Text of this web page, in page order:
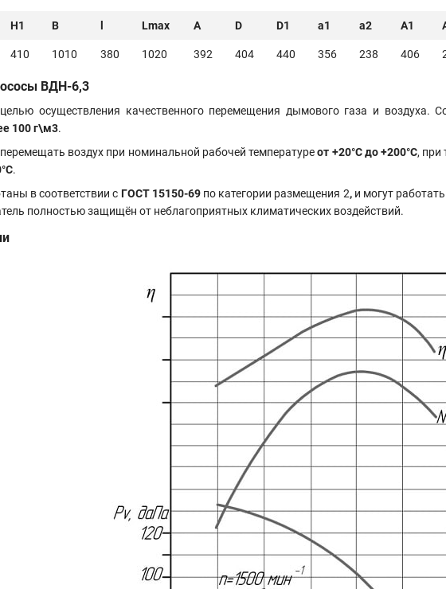
H1 B l Lmax A D D1 a1 a2 A1
410 1010 380 1020 392 404 440 356 238 406
ВДН-6,3
осуществления качественного перемещения дымового газа и воздуха.
100г\м3.
воздух при номинальной рабочей температуреот +20°С до +200°С, при
.
в соответствии с ГОСТ 15150-69по категории размещения 2, и могут
полностью защищён от неблагоприятных климатических воздействий.